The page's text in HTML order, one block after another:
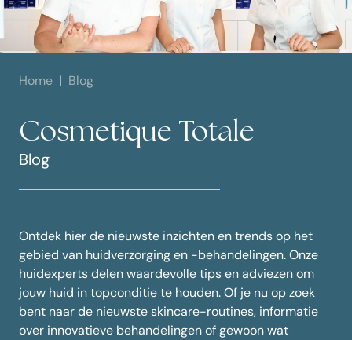
Home Blog
Cosmetique Totale
Blog
Ontdek hier de nieuwste inzichten en trends op het
gebied van huidverzorging en -behandelingen. Onze
huidexperts delen waardevolle tips en adviezen om
jouw huid in topconditie te houden. Of je nu op zoek
bent naar de nieuwste skincare-routines, informatie
over innovatieve behandelingen of gewoon wat